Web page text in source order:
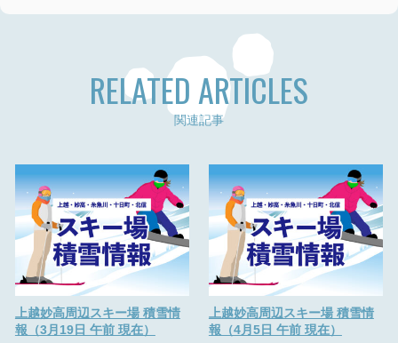
RELATED ARTICLES
関連記事
上越妙高周辺スキー場 積雪情
報（3月19日 午前 現在）
上越妙高周辺スキー場 積雪情
報（4月5日 午前 現在）